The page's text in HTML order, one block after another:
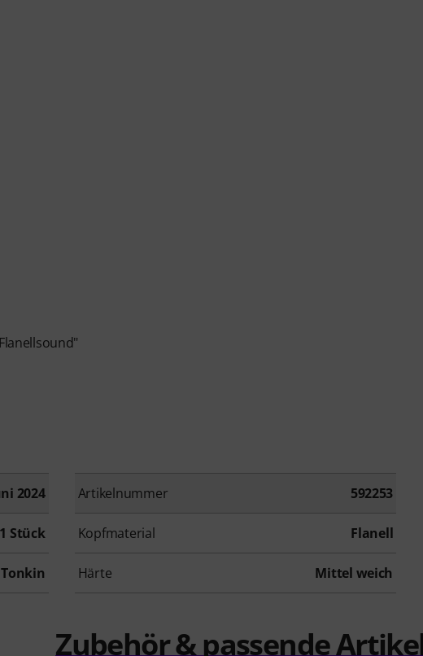
2024 Artikelnummer 592253
1 Stück Kopfmaterial Flanell
Tonkin Härte Mittel weich
Zubehör & passende